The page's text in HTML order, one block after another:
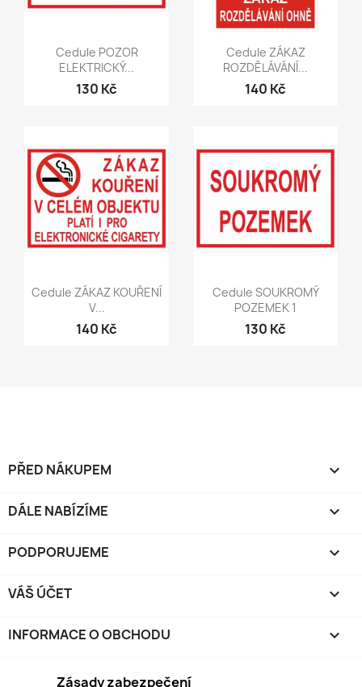
Rychlý náhled
Cedule POZOR
ELEKTRICKÝ...
130 Kč
Rychlý náhled
Cedule ZÁKAZ
ROZDĚLÁVÁNÍ...
140 Kč
Rychlý náhled
Cedule ZÁKAZ KOUŘENÍ
V...
140 Kč
Rychlý náhled
Cedule SOUKROMÝ
POZEMEK 1
130 Kč
PŘED NÁKUPEM 
DÁLE NABÍZÍME 
PODPORUJEME 
VÁŠ ÚČET 
INFORMACE O OBCHODU keyboard_arrow_down
Zásady zabezpečení